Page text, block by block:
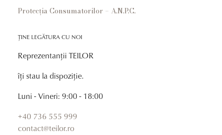
Protecția Consumatorilor – A.N.P.C.
ȚINE LEGĂTURA CU NOI
Reprezentanții TEILOR
îți stau la dispoziție.
Luni - Vineri: 9:00 - 18:00
+40 736 555 999
contact@teilor.ro